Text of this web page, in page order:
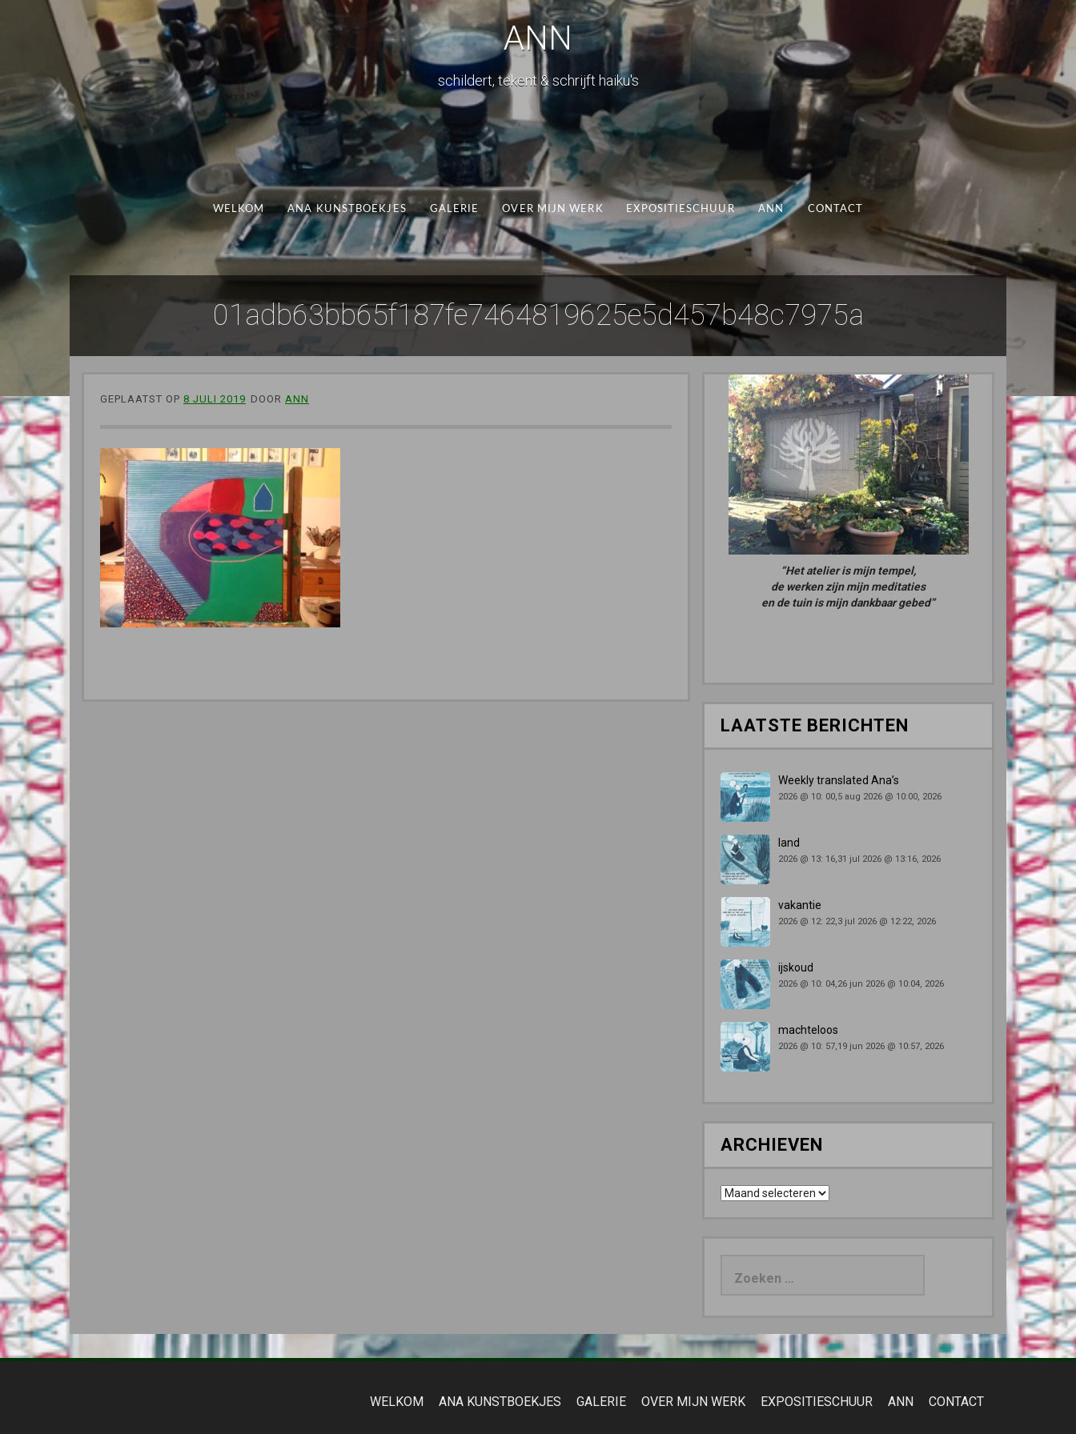
ANN
schildert, tekent & schrijft haiku's
WELKOM ANA KUNSTBOEKJES GALERIE OVER MIJN WERK EXPOSITIESCHUUR ANN CONTACT
01adb63bb65f187fe7464819625e5d457b48c7975a
GEPLAATST OP 8 JULI 2019 DOOR ANN
“Het atelier is mijn tempel,
de werken zijn mijn meditaties
en de tuin is mijn dankbaar gebed”
LAATSTE BERICHTEN
Weekly translated Ana’s
2026 @ 10: 00,5 aug 2026 @ 10:00, 2026
land
2026 @ 13: 16,31 jul 2026 @ 13:16, 2026
vakantie
2026 @ 12: 22,3 jul 2026 @ 12:22, 2026
ijskoud
2026 @ 10: 04,26 jun 2026 @ 10:04, 2026
machteloos
2026 @ 10: 57,19 jun 2026 @ 10:57, 2026
ARCHIEVEN
Archieven
WELKOM ANA KUNSTBOEKJES GALERIE OVER MIJN WERK EXPOSITIESCHUUR ANN CONTACT